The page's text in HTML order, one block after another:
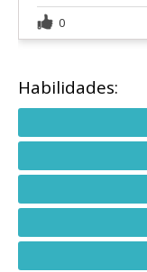
0
Habilidades: